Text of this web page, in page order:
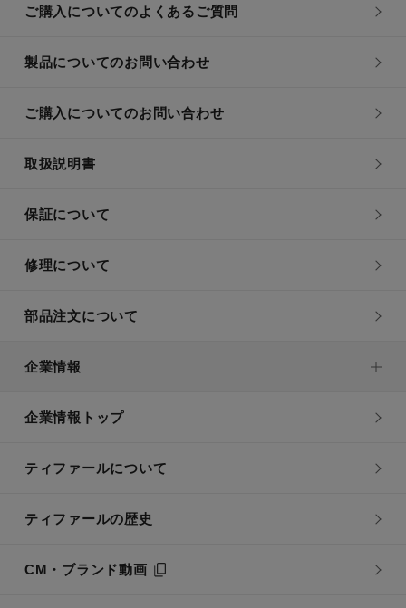
ご購入についてのよくあるご質問
製品についてのお問い合わせ
ご購入についてのお問い合わせ
取扱説明書
保証について
修理について
部品注文について
企業情報
企業情報トップ
ティファールについて
ティファールの歴史
CM・ブランド動画